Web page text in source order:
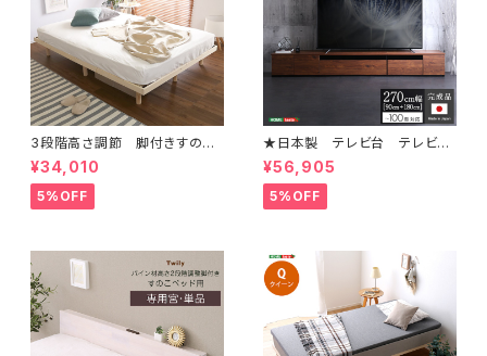
3段階高さ調節 脚付きすのこ
ベッド(ダブル) 【Lilitta-リリッ
タ-】(ポケットコイルロールマット
レス付き) ダブル LPS-HRM
-D
¥34,010
5%OFF
★日本製 テレビ台 テレビボ
ード 270cm幅 【BARS-バ
ース-】 SH-24-BR270
¥56,905
5%OFF